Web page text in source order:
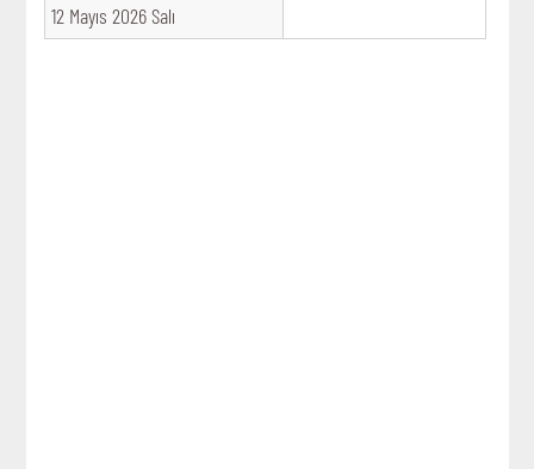
12 Mayıs 2026 Salı